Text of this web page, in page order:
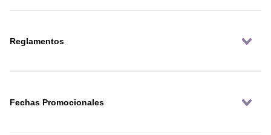
Reglamentos
Fechas Promocionales